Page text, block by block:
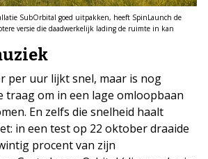
SubOrbital goed uitpakken, heeft SpinLaunch de
versie die daadwerkelijk lading de ruimte in kan
per uur lijkt snel, maar is nog
traag om in een lage omloopbaan
En zelfs die snelheid haalt
in een test op 22 oktober draaide
procent van zijn